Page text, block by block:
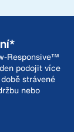
Responsive™
podojit více
strávené
nebo